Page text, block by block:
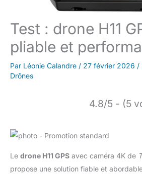
Test : drone H11
pliable et
Par Léonie Calandre / 27 février 2026 /
Drônes
4.8/5 - (5
Le drone H11 GPS avec caméra 4K de
propose une solution fiable et